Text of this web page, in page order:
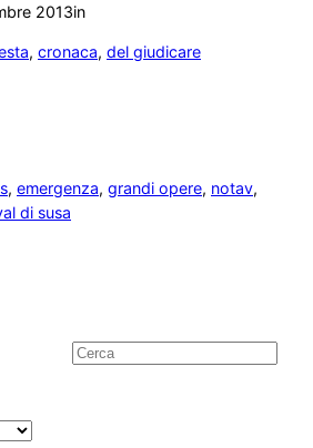
2013in
, cronaca, del giudicare
, emergenza, grandi opere, notav
di susa
Cerca